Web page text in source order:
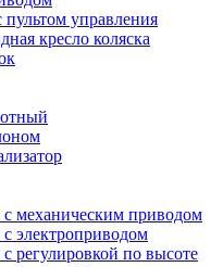
управления
кресло коляска
механическим приводом
электроприводом
регулировкой по высоте